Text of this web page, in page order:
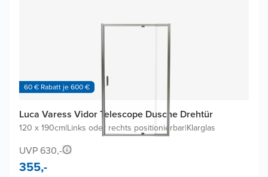
60 € Rabatt je 600 €
Luca Varess Vidor Telescope Dusche Drehtür
120 x 190cm|Links oder rechts positionierbar|Klarglas
UVP 630,-
355,-